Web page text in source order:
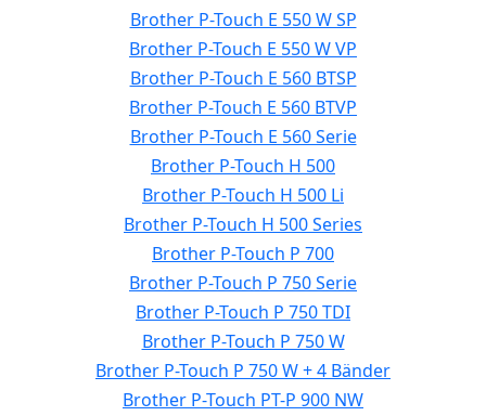
Brother P-Touch E 550 W SP
Brother P-Touch E 550 W VP
Brother P-Touch E 560 BTSP
Brother P-Touch E 560 BTVP
Brother P-Touch E 560 Serie
Brother P-Touch H 500
Brother P-Touch H 500 Li
Brother P-Touch H 500 Series
Brother P-Touch P 700
Brother P-Touch P 750 Serie
Brother P-Touch P 750 TDI
Brother P-Touch P 750 W
Brother P-Touch P 750 W + 4 Bänder
Brother P-Touch PT-P 900 NW